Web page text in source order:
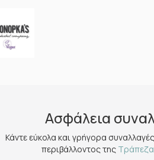
Ασφάλεια
Κάντε εύκολα και γρήγορα
περιβάλλοντος της